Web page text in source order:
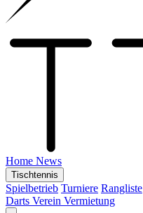
Home News
Tischtennis
Spielbetrieb Turniere Rangliste
Darts Verein Vermietung